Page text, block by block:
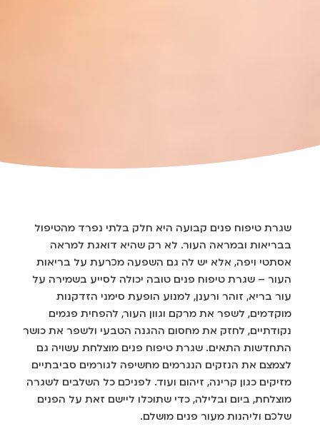
שגרת טיפוח פנים קבועה היא חלק בלתי נפרד מהטיפול
בבריאות ובמראה העור. לא רק שהיא דואגת למראה
אסתטי ויפה, אלא יש לה גם השפעה מכרעת על בריאות
העור – שגרת טיפוח פנים טובה יכולה לסייע בשמירה על
עור בריא, זוהר ורענן, למנוע הופעת סימני הזדקנות
מוקדמים, לשפר את מרקם וגוון העור, להפחית פגמים
נקודתיים, לחזק את מחסום ההגנה הטבעי ולשפר את כושר
התחדשות התאים. שגרת טיפוח פנים מוצלחת עשויה גם
לצמצם את הנזקים הנגרמים מחשיפה לגורמים סביבתיים
מזיקים כגון קרינה, זיהום ועוד. לפניכם כל השלבים לשגרה
מוצלחת, ביום ובלילה, כדי שתוכלו ליישם זאת על הפנים
שלכם וליהנות מעור פנים מושלם.